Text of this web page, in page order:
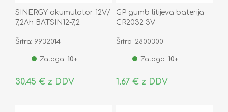
SINERGY akumulator 12V/
7,2Ah BATSIN12-7,2
Šifra: 9932014
Zaloga: 10+
30,45 € z DDV
GP gumb litijeva baterija
CR2032 3V
Šifra: 2800300
Zaloga: 10+
1,67 € z DDV